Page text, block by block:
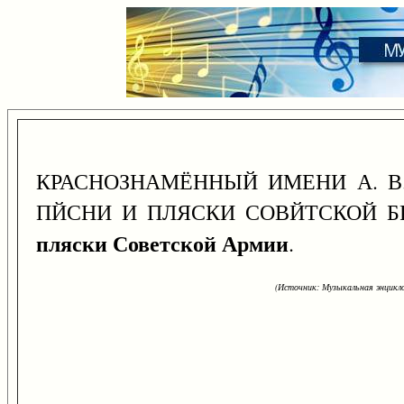
КРАСНОЗНАМЁННЫЙ ИМЕНИ А.
ПЙСНИ И ПЛЯСКИ СОВЙТСКОЙ
пляски Советской Армии.
(Источник: Музыкальная